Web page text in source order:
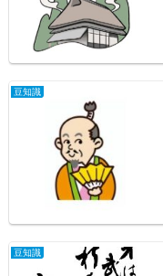
豆知識
豆知識